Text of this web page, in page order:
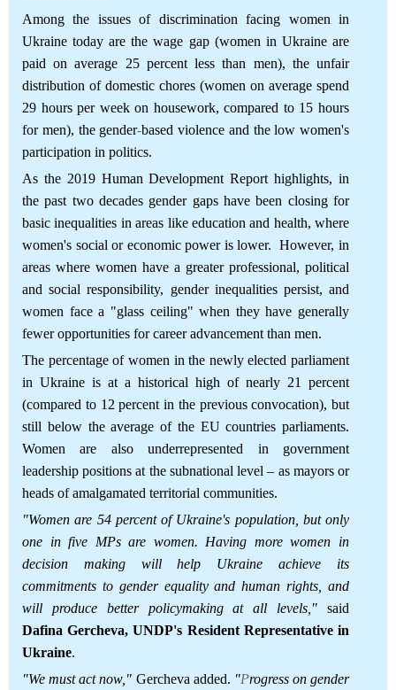
Among the issues of discrimination facing women in
Ukraine today are the wage gap (women in Ukraine are
paid on average 25 percent less than men), the unfair
distribution of domestic chores (women on average spend
29 hours per week on housework, compared to 15 hours
for men), the gender-based violence and the low women's
participation in politics.
As the 2019 Human Development Report highlights, in
the past two decades gender gaps have been closing for
basic inequalities in areas like education and health, where
women's social or economic power is lower. However, in
areas where women have a greater professional, political
and social responsibility, gender inequalities persist, and
women face a "glass ceiling" when they have generally
fewer opportunities for career advancement than men.
The percentage of women in the newly elected parliament
in Ukraine is at a historical high of nearly 21 percent
(compared to 12 percent in the previous convocation), but
still below the average of the EU countries parliaments.
Women are also underrepresented in government
leadership positions at the subnational level – as mayors or
heads of amalgamated territorial communities.
"Women are 54 percent of Ukraine's population, but only
one in five MPs are women. Having more women in
decision making will help Ukraine achieve its
commitments to gender equality and human rights, and
will produce better policymaking at all levels," said
Dafina Gercheva, UNDP's Resident Representative in
Ukraine.
"We must act now," Gercheva added. "Progress on gender